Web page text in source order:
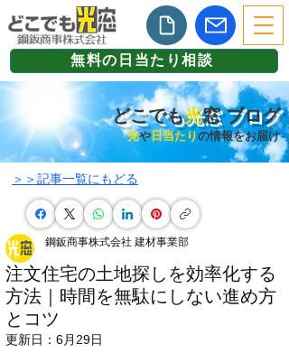
無料の日当たり相談
どこでも光窓 ブログ
光や日当たりの情報をお届け
​＞＞記事一覧にもどる
注文住宅の土地探しを効率化する
方法｜時間を無駄にしない進め方
とコツ
鋼鈑商事株式会社 建材事業部
更新日： 6月29日